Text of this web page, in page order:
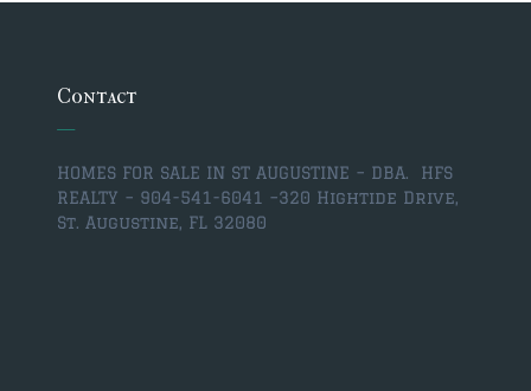
Contact
HOMES FOR SALE IN ST AUGUSTINE – DBA. HFS
REALTY – 904-541-6041 –320 Hightide Drive,
St. Augustine, FL 32080